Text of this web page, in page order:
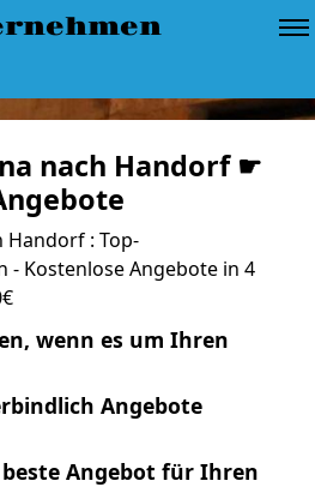
nach Handorf ☛
Handorf : Top-
- Kostenlose Angebote in 4
wenn es um Ihren
Angebote
beste Angebot für Ihren